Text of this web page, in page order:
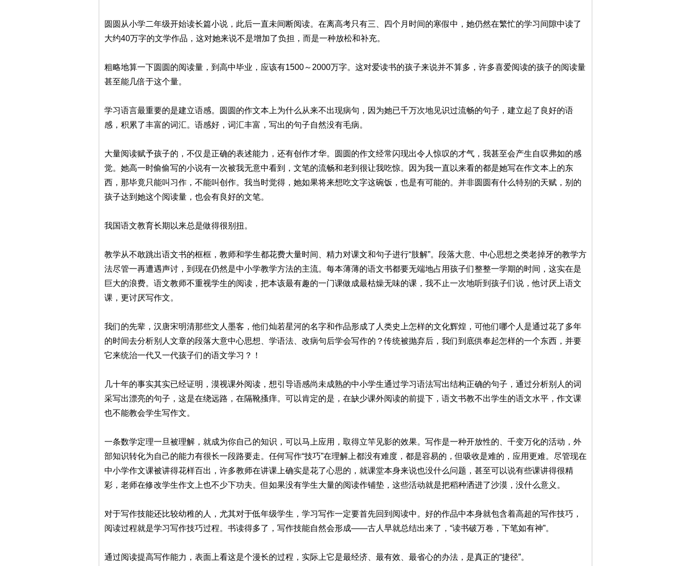
圆圆从小学二年级开始读长篇小说，此后一直未间断阅读。在离高考只有三、四个月时间的寒假中，她仍然在繁忙的学习间隙中读了
大约40万字的文学作品，这对她来说不是增加了负担，而是一种放松和补充。
粗略地算一下圆圆的阅读量，到高中毕业，应该有1500～2000万字。这对爱读书的孩子来说并不算多，许多喜爱阅读的孩子的阅读量
甚至能几倍于这个量。
学习语言最重要的是建立语感。圆圆的作文本上为什么从来不出现病句，因为她已千万次地见识过流畅的句子，建立起了良好的语
感，积累了丰富的词汇。语感好，词汇丰富，写出的句子自然没有毛病。
大量阅读赋予孩子的，不仅是正确的表述能力，还有创作才华。圆圆的作文经常闪现出令人惊叹的才气，我甚至会产生自叹弗如的感
觉。她高一时偷偷写的小说有一次被我无意中看到，文笔的流畅和老到很让我吃惊。因为我一直以来看的都是她写在作文本上的东
西，那毕竟只能叫习作，不能叫创作。我当时觉得，她如果将来想吃文字这碗饭，也是有可能的。并非圆圆有什么特别的天赋，别的
孩子达到她这个阅读量，也会有良好的文笔。
我国语文教育长期以来总是做得很别扭。
教学从不敢跳出语文书的框框，教师和学生都花费大量时间、精力对课文和句子进行“肢解”。段落大意、中心思想之类老掉牙的教学方
法尽管一再遭遇声讨，到现在仍然是中小学教学方法的主流。每本薄薄的语文书都要无端地占用孩子们整整一学期的时间，这实在是
巨大的浪费。语文教师不重视学生的阅读，把本该最有趣的一门课做成最枯燥无味的课，我不止一次地听到孩子们说，他讨厌上语文
课，更讨厌写作文。
我们的先辈，汉唐宋明清那些文人墨客，他们灿若星河的名字和作品形成了人类史上怎样的文化辉煌，可他们哪个人是通过花了多年
的时间去分析别人文章的段落大意中心思想、学语法、改病句后学会写作的？传统被抛弃后，我们到底供奉起怎样的一个东西，并要
它来统治一代又一代孩子们的语文学习？！
几十年的事实其实已经证明，漠视课外阅读，想引导语感尚未成熟的中小学生通过学习语法写出结构正确的句子，通过分析别人的词
采写出漂亮的句子，这是在绕远路，在隔靴搔痒。可以肯定的是，在缺少课外阅读的前提下，语文书教不出学生的语文水平，作文课
也不能教会学生写作文。
一条数学定理一旦被理解，就成为你自己的知识，可以马上应用，取得立竿见影的效果。写作是一种开放性的、千变万化的活动，外
部知识转化为自己的能力有很长一段路要走。任何写作“技巧”在理解上都没有难度，都是容易的，但吸收是难的，应用更难。尽管现在
中小学作文课被讲得花样百出，许多教师在讲课上确实是花了心思的，就课堂本身来说也没什么问题，甚至可以说有些课讲得很精
彩，老师在修改学生作文上也不少下功夫。但如果没有学生大量的阅读作铺垫，这些活动就是把稻种洒进了沙漠，没什么意义。
对于写作技能还比较幼稚的人，尤其对于低年级学生，学习写作一定要首先回到阅读中。好的作品中本身就包含着高超的写作技巧，
阅读过程就是学习写作技巧过程。书读得多了，写作技能自然会形成——古人早就总结出来了，“读书破万卷，下笔如有神”。
通过阅读提高写作能力，表面上看这是个漫长的过程，实际上它是最经济、最有效、最省心的办法，是真正的“捷径”。